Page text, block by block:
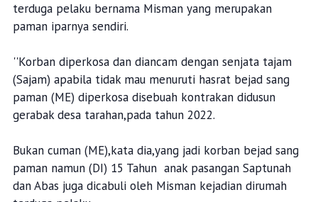
terduga pelaku bernama Misman yang merupakan
paman iparnya sendiri.
''Korban diperkosa dan diancam dengan senjata tajam
(Sajam) apabila tidak mau menuruti hasrat bejad sang
paman (ME) diperkosa disebuah kontrakan didusun
gerabak desa tarahan,pada tahun 2022.
Bukan cuman (ME),kata dia,yang jadi korban bejad sang
paman namun (DI) 15 Tahun anak pasangan Saptunah
dan Abas juga dicabuli oleh Misman kejadian dirumah